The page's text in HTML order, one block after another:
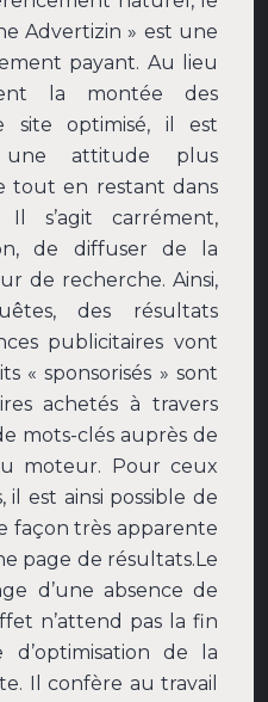
Advertizin » est une
payant. Au lieu
la montée des
site optimisé, il est
une attitude plus
tout en restant dans
Il s’agit carrément,
de diffuser de la
de recherche. Ainsi,
des résultats
publicitaires vont
« sponsorisés » sont
achetés à travers
mots-clés auprès de
moteur. Pour ceux
est ainsi possible de
façon très apparente
page de résultats.Le
d’une absence de
n’attend pas la fin
d’optimisation de la
Il confère au travail